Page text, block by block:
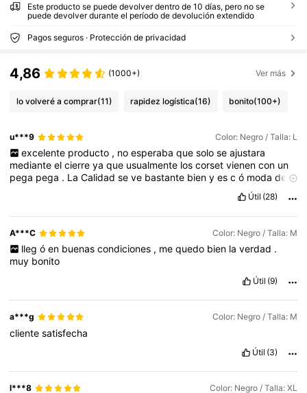
Este producto se puede devolver dentro de 10 días, pero no se
puede devolver durante el período de devolución extendido
Pagos seguros · Protección de privacidad
4,86 (1000+) Ver más
lo volveré a comprar(11) rapidez logística(16) bonito(100+)
u***9 Color: Negro / Talla: L
excelente producto , no esperaba que solo se ajustara
medianteelcierreyaque usualmente loscorsetvienencon un
pega pega . LaCalidadseve bastante bienyescó modade
Útil (28)
A***C Color: Negro / Talla: M
lleg ó en buenas condiciones , me quedo bien la verdad .
muy bonito
Útil (9)
a***g Color: Negro / Talla: M
clientesatisfecha
Útil (3)
l***8 Color: Negro / Talla: XL